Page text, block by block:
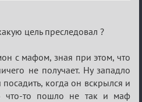
цель преследовал ?
с мафом, зная при этом, что
не получает. Ну западло
когда он вскрылся и
что-то пошло не так и маф